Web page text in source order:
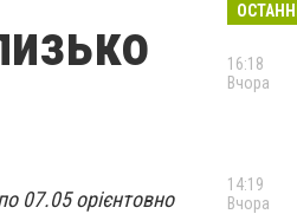
07.05 орієнтовно
16:18
Вчора
14:19
Вчора